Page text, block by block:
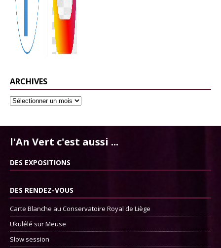
ARCHIVES
l'An Vert c'est aussi ...
DES EXPOSITIONS
DES RENDEZ-VOUS
Carte Blanche au Conservatoire Royal de Liège
Ukulélé sur Meuse
Slow session